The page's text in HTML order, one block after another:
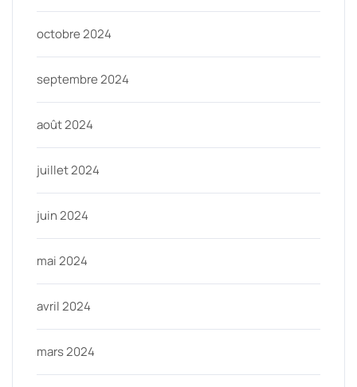
octobre 2024
septembre 2024
août 2024
juillet 2024
juin 2024
mai 2024
avril 2024
mars 2024